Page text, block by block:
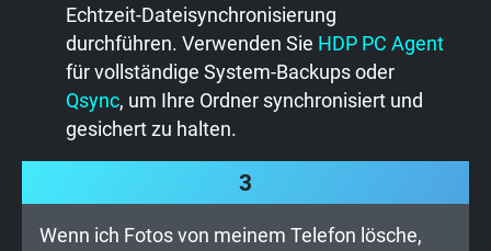
Echtzeit-Dateisynchronisierung
durchführen. Verwenden Sie HDP PC Agent
für vollständige System-Backups oder
Qsync, um Ihre Ordner synchronisiert und
gesichert zu halten.
3
Wenn ich Fotos von meinem Telefon lösche,